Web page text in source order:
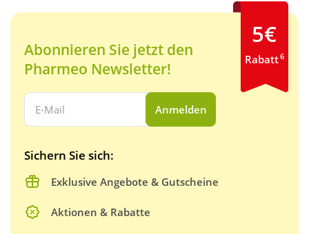
Abonnieren Sie jetzt den
Pharmeo Newsletter!
Ihre E-Mail Adresse:
Anmelden
Sichern Sie sich:
Exklusive Angebote & Gutscheine
Aktionen & Rabatte
5€
Rabatt6